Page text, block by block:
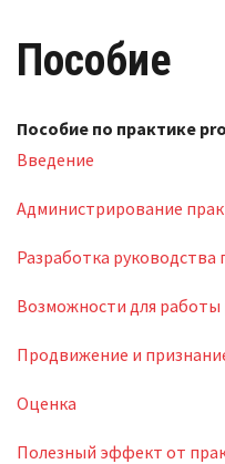
Пособие
Пособие по практике
Введение
Администрирование
Разработка
Возможности для работы
Продвижение и
Оценка
Полезный эффект от